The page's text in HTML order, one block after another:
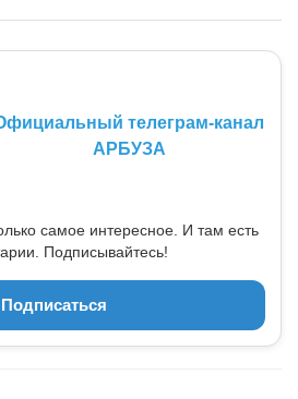
телеграм-канал
АРБУЗА
самое интересное. И там есть
Подписывайтесь!
Подписаться